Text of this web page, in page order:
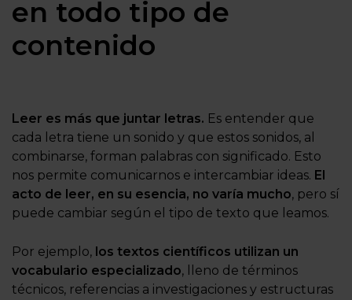
en todo tipo de
contenido
Leer es más que juntar letras. Es entender que
cada letra tiene un sonido y que estos sonidos, al
combinarse, forman palabras con significado. Esto
nos permite comunicarnos e intercambiar ideas. El
acto de leer, en su esencia, no varía mucho, pero sí
puede cambiar según el tipo de texto que leamos.
Por ejemplo, los textos científicos utilizan un
vocabulario especializado, lleno de términos
técnicos, referencias a investigaciones y estructuras